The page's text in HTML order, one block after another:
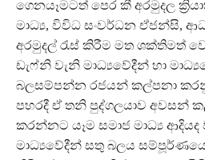
ගෙනයෑමටත් පෙර කී අරමුදල
මාධ්‍ය, විවිධ සංවර්ධන ඒජන්සි,
අරමුදල් රැස් කිරීම මත ශක්තිමත්
ඩැෆ්නි වැනි මාධ්‍යවේදීන් හා
බලසම්පන්න රජයන් කල්පනා
පහරදී ඒ තනි පුද්ගලයාව අවසන්
කරන්නට යෑම සමාජ මාධ්‍ය
මාධ්‍යවේදීන් සතු බලය